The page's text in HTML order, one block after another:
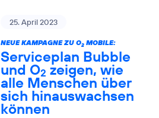
25. April 2023
NEUE KAMPAGNE ZU O2MOBILE:
Serviceplan Bubble
und O2 zeigen, wie
alle Menschen über
sich hinauswachsen
können